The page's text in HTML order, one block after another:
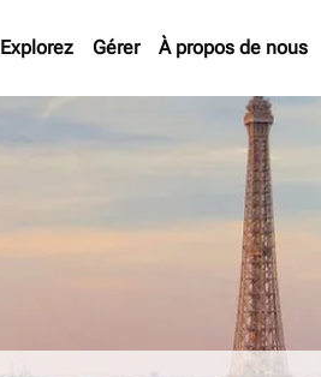
Explorez Gérer À propos de nous